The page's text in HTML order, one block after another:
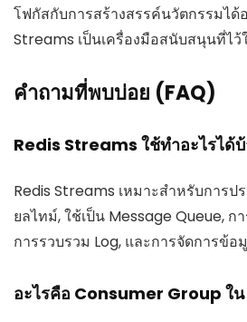
โฟกัสกับการสร้างสรรค์นวัตกรรมได้
Streams เป็นเครื่องมือสนับสนุนที่ไว้
คำถามที่พบบ่อย (FAQ)
Redis Streams ใช้ทำอะไรได้บ้
Redis Streams เหมาะสำหรับการป
ยลไทม์, ใช้เป็น Message Queue, ก
การรวบรวม Log, และการจัดการข้
อะไรคือ Consumer Group ใ